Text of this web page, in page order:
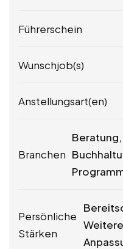
Führerschein
Wunschjob(s)
Anstellungsart(en)
Branchen
Persönliche
Stärken